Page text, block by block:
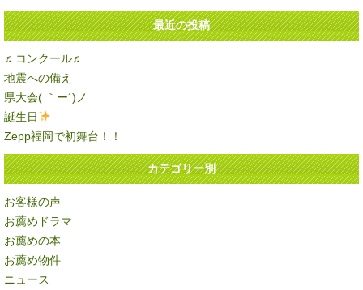
最近の投稿
♬コンクール♬
地震への備え
県大会( ｀ー´)ノ
誕生日
Zepp福岡で初舞台！！
カテゴリー別
お客様の声
お薦めドラマ
お薦めの本
お薦め物件
ニュース